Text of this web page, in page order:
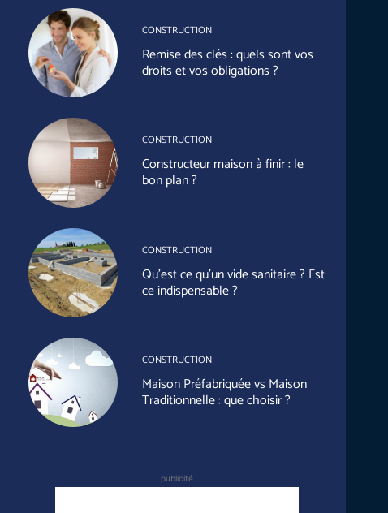
CONSTRUCTION
Remise des clés : quels sont vos
droits et vos obligations ?
CONSTRUCTION
Constructeur maison à finir : le
bon plan ?
CONSTRUCTION
Qu’est ce qu’un vide sanitaire ? Est
ce indispensable ?
CONSTRUCTION
Maison Préfabriquée vs Maison
Traditionnelle : que choisir ?
publicité